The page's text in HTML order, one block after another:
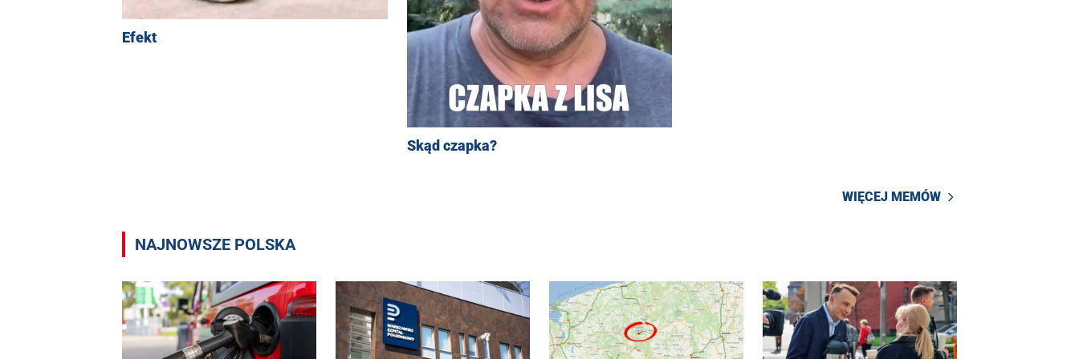
Efekt
Skąd czapka?
WIĘCEJ MEMÓW
NAJNOWSZE POLSKA